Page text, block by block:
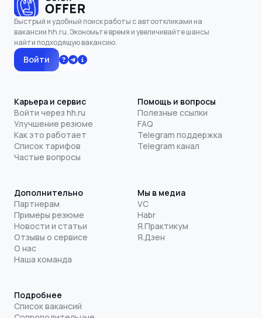
Быстрый и удобный поиск работы с автооткликами на
вакансии hh.ru. Экономьте время и увеличивайте шансы
найти подходящую вакансию.
Войти
Карьера и сервис
Войти через hh.ru
Улучшение резюме
Как это работает
Список тарифов
Частые вопросы
Помощь и вопросы
Полезные ссылки
FAQ
Telegram поддержка
Telegram канал
Дополнительно
Партнерам
Примеры резюме
Новости и статьи
Отзывы о сервисе
О нас
Наша команда
Мы в медиа
VC
Habr
Я.Практикум
Я.Дзен
Подробнее
Список вакансий